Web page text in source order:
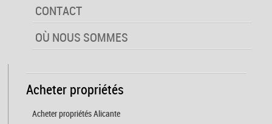
CONTACT
OÙ NOUS SOMMES
Acheter propriétés
Acheter propriétés Alicante